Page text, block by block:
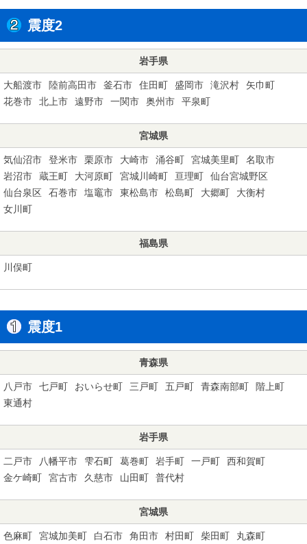
震度2
岩手県
大船渡市 陸前高田市 釜石市 住田町 盛岡市 滝沢村
矢巾町
花巻市
北上市 遠野市 一関市 奥州市 平泉町
宮城県
気仙沼市 登米市 栗原市 大崎市 涌谷町 宮城美里町
名取市
岩沼市
蔵王町 大河原町 宮城川崎町 亘理町
仙台宮城野区
仙台泉区
石巻市 塩竈市 東松島市 松島町 大郷町
大衡村
女川町
福島県
川俣町
震度1
青森県
八戸市 七戸町 おいらせ町 三戸町 五戸町 青森南部町
階上町
東通村
岩手県
二戸市 八幡平市 雫石町 葛巻町 岩手町 一戸町
西和賀町
金ケ崎町
宮古市 久慈市 山田町 普代村
宮城県
色麻町 宮城加美町 白石市 角田市 村田町 柴田町
丸森町